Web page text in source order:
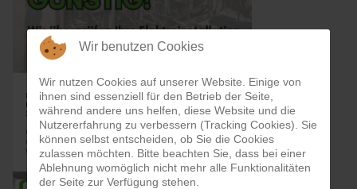
Wir benutzen Cookies
Wir nutzen Cookies auf unserer Website. Einige von
ihnen sind essenziell für den Betrieb der Seite,
während andere uns helfen, diese Website und die
Nutzererfahrung zu verbessern (Tracking Cookies). Sie
können selbst entscheiden, ob Sie die Cookies
zulassen möchten. Bitte beachten Sie, dass bei einer
Ablehnung womöglich nicht mehr alle Funktionalitäten
der Seite zur Verfügung stehen.